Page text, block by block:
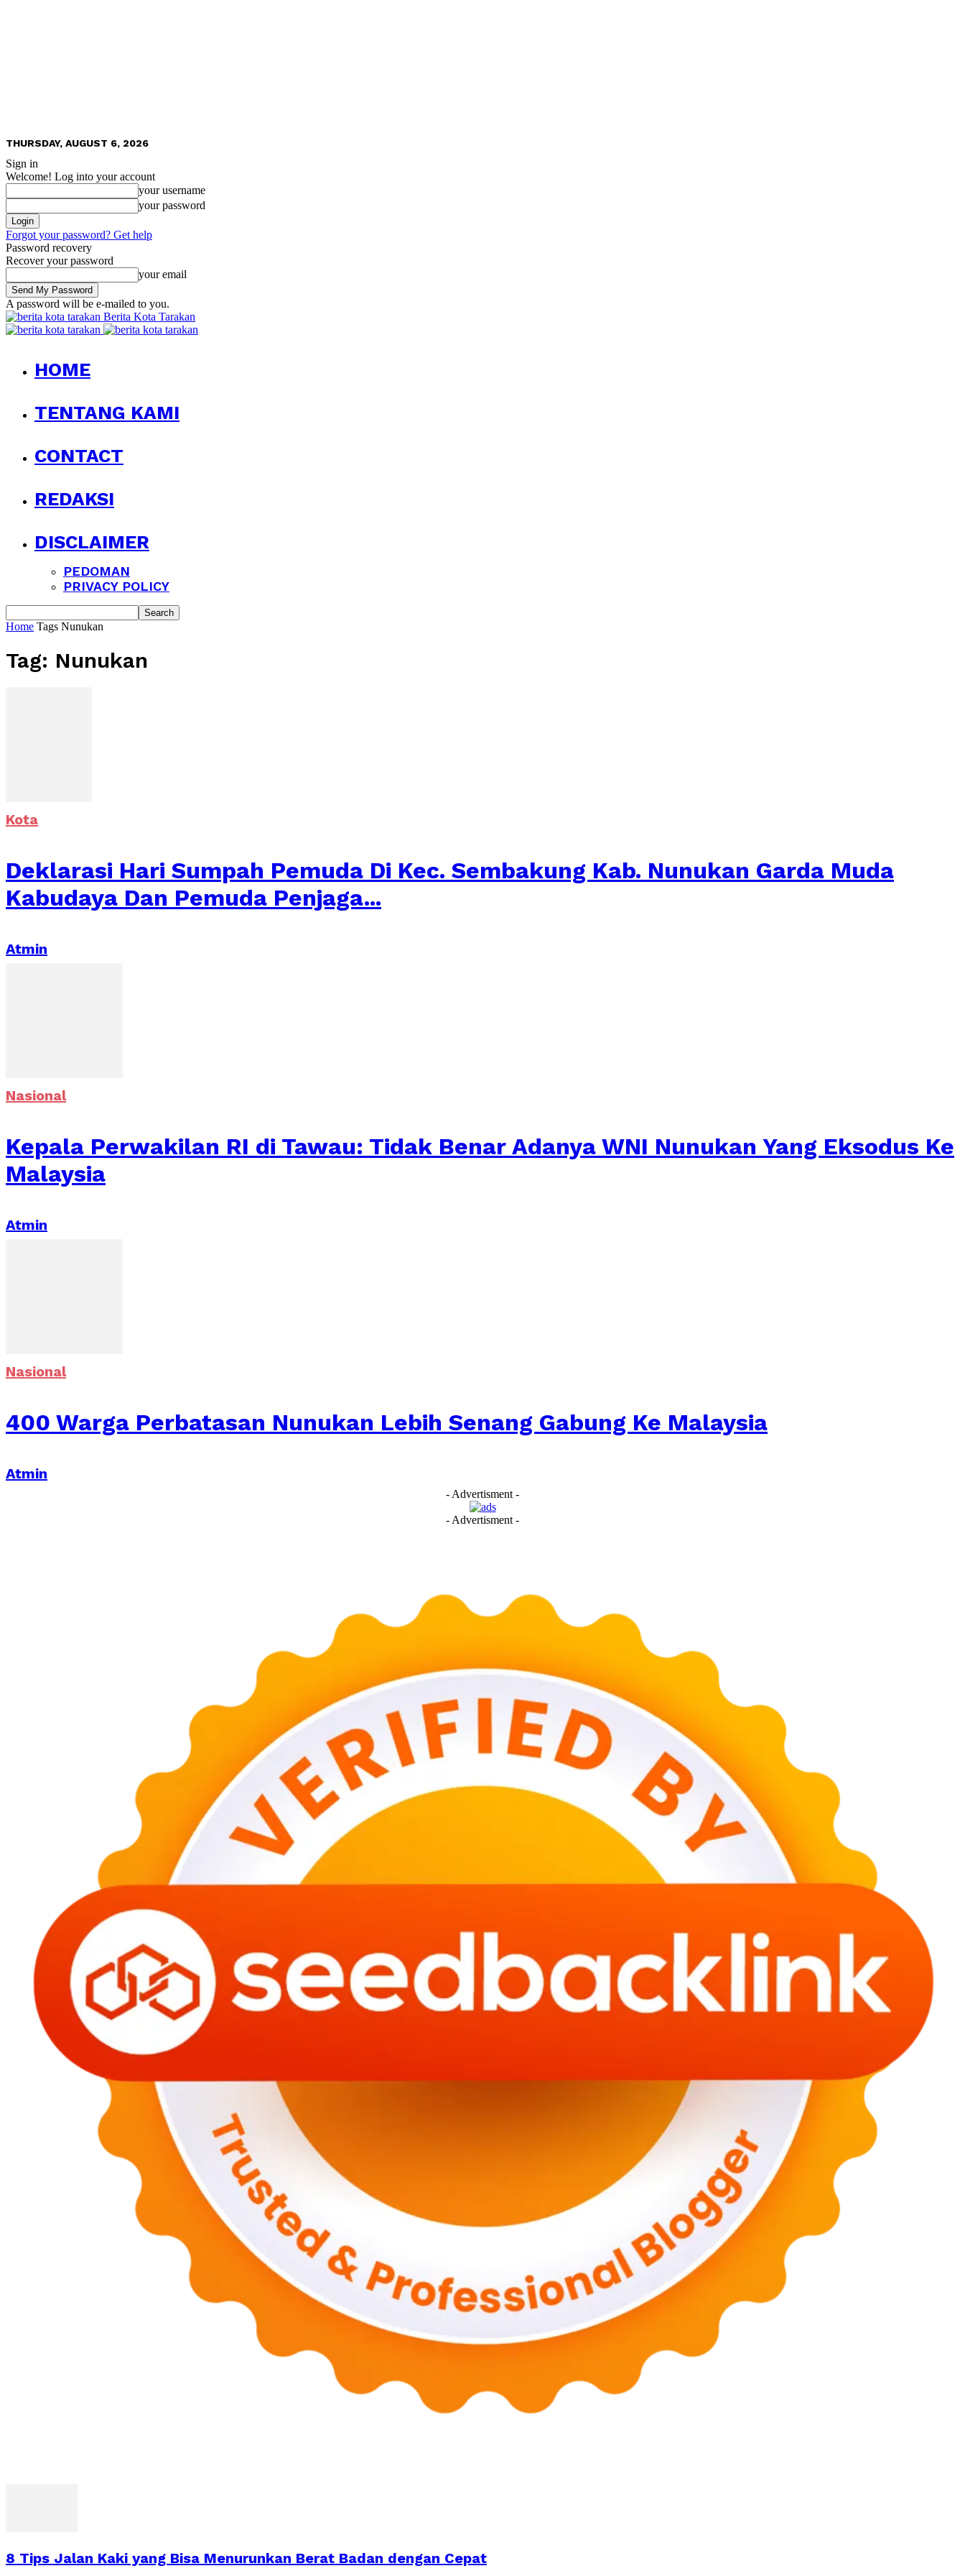
THURSDAY, AUGUST 6, 2026
Sign in
Welcome! Log into your account
your username
your password
Forgot your password? Get help
Password recovery
Recover your password
your email
A password will be e-mailed to you.
Berita Kota Tarakan
HOME
TENTANG KAMI
CONTACT
REDAKSI
DISCLAIMER
PEDOMAN
PRIVACY POLICY
Home Tags Nunukan
Tag: Nunukan
Kota
Deklarasi Hari Sumpah Pemuda Di Kec. Sembakung Kab. Nunukan Garda Muda
Kabudaya Dan Pemuda Penjaga...
Atmin
Nasional
Kepala Perwakilan RI di Tawau: Tidak Benar Adanya WNI Nunukan Yang Eksodus Ke
Malaysia
Atmin
Nasional
400 Warga Perbatasan Nunukan Lebih Senang Gabung Ke Malaysia
Atmin
- Advertisment -
- Advertisment -
8 Tips Jalan Kaki yang Bisa Menurunkan Berat Badan dengan Cepat